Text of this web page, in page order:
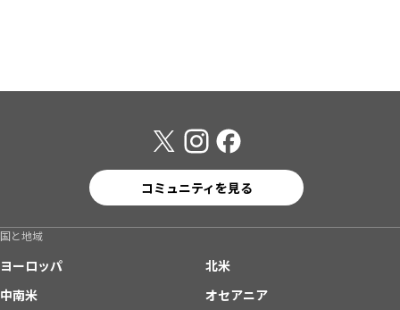
コミュニティを見る
国と地域
ヨーロッパ
北米
中南米
オセアニア